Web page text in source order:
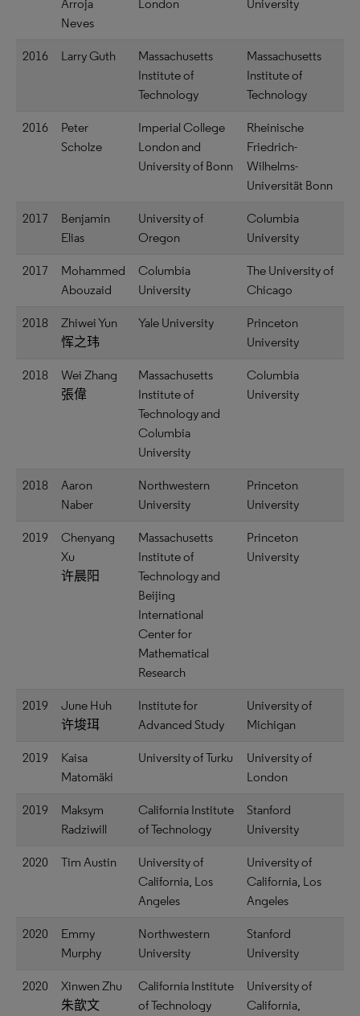
Arroja
Neves
London
University
2016 Larry Guth
Massachusetts
Institute of
Technology
Massachusetts
Institute of
Technology
2016
Peter
Scholze
Imperial College
London and
University of Bonn
Rheinische
Friedrich-
Wilhelms-
Universität Bonn
2017
Benjamin
Elias
University of
Oregon
Columbia
University
2017
Mohammed
Abouzaid
Columbia
University
The University of
Chicago
2018
Zhiwei Yun
恽之玮
Yale University
Princeton
University
2018
Wei Zhang
張偉
Massachusetts
Institute of
Technology and
Columbia
University
Columbia
University
2018
Aaron
Naber
Northwestern
University
Princeton
University
2019
Chenyang
Xu
许晨阳
Massachusetts
Institute of
Technology and
Beijing
International
Center for
Mathematical
Research
Princeton
University
2019
June Huh
许埈珥
Institute for
Advanced Study
University of
Michigan
2019
Kaisa
Matomäki
University of Turku
University of
London
2019
Maksym
Radziwill
California Institute
of Technology
Stanford
University
2020 Tim Austin
University of
California, Los
Angeles
University of
California, Los
Angeles
2020
Emmy
Murphy
Northwestern
University
Stanford
University
2020
Xinwen Zhu
朱歆文
California Institute
of Technology
University of
California,